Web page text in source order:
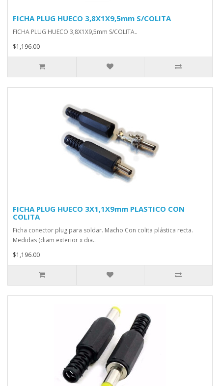
FICHA PLUG HUECO 3,8X1X9,5mm S/COLITA
FICHA PLUG HUECO 3,8X1X9,5mm S/COLITA..
$1,196.00
FICHA PLUG HUECO 3X1,1X9mm PLASTICO CON
COLITA
Ficha conector plug para soldar. Macho Con colita plástica recta.
Medidas (diam exterior x dia..
$1,196.00